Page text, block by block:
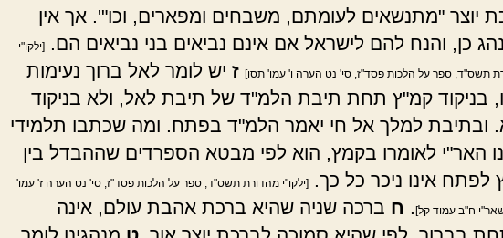
יוצר "מתנשאים לעומתם, משבחים ומפארים, וכו"'. אך אין
כן, והנח להם לישראל אם אינם נביאים בני נביאים הם.
[ילקו"י
תשס"ד, ספר על הלכות פסד"ז, סי' נט הערה ו' עמו' תסו] ז יש לומר לאל ברוך נעימות
בניקוד קמ"ץ תחת תיבת הלמ"ד של תיבת לאל, ולא בניקוד
ובתיבת למלך אל חי יאמר הלמ"ד בפתח. ומה שכתבו תלמידי
האר"י לאומרו בקמץ, הוא לפי מבטא הספרדים שההבדל בין
לפתח אינו ניכר כל כך.
[ילקו"י מהדורת תשס"ד, ספר על הלכות פסד"ז, סי' נט הערה ז' עמו'
ח"ב עמוד קל] ח ברכה שניה שהיא ברכת אהבת עולם, אינה